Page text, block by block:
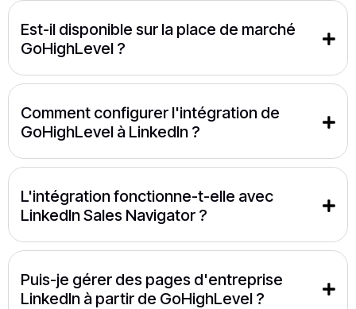
Est-il disponible sur la place de marché
GoHighLevel ?
Comment configurer l'intégration de
GoHighLevel à LinkedIn ?
L'intégration fonctionne-t-elle avec
LinkedIn Sales Navigator ?
Puis-je gérer des pages d'entreprise
LinkedIn à partir de GoHighLevel ?